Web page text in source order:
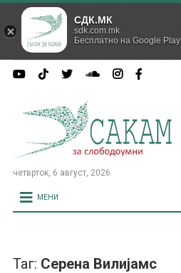
четврток, 6 август, 2026
МЕНИ
Таг: Серена Вилијамс
СДК.МК
sdk.com.mk
Бесплатно на Google Play